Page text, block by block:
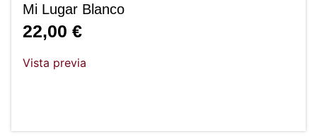
Mi Lugar Blanco
22,00 €
Vista previa